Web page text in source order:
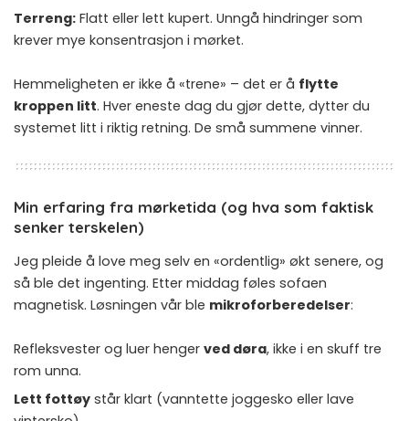
Terreng: Flatt eller lett kupert. Unngå hindringer som
krever mye konsentrasjon i mørket.
Hemmeligheten er ikke å «trene» – det er å flytte
kroppen litt. Hver eneste dag du gjør dette, dytter du
systemet litt i riktig retning. De små summene vinner.
Min erfaring fra mørketida (og hva som faktisk
senker terskelen)
Jeg pleide å love meg selv en «ordentlig» økt senere, og
så ble det ingenting. Etter middag føles sofaen
magnetisk. Løsningen vår ble mikroforberedelser:
Refleksvester og luer henger ved døra, ikke i en skuff tre
rom unna.
Lett fottøy står klart (vanntette joggesko eller lave